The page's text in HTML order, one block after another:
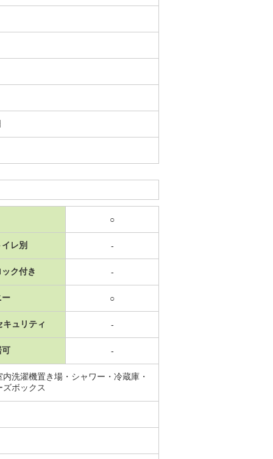
○
レ別 -
ク付き -
ー ○
キュリティ -
可 -
洗濯機置き場・シャワー・冷蔵庫・
ボックス